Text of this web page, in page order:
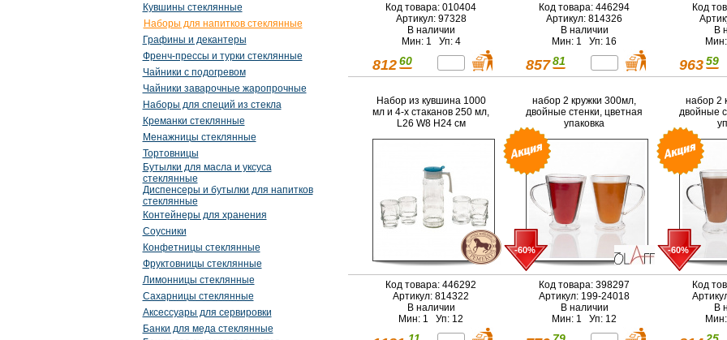
Кувшины стеклянные
Наборы для напитков стеклянные
Графины и декантеры
Френч-прессы и турки стеклянные
Чайники с подогревом
Чайники заварочные жаропрочные
Наборы для специй из стекла
Креманки стеклянные
Менажницы стеклянные
Тортовницы
Бутылки для масла и уксуса
стеклянные
Диспенсеры и бутылки для напитков
стеклянные
Контейнеры для хранения
Соусники
Конфетницы стеклянные
Фруктовницы стеклянные
Лимонницы стеклянные
Сахарницы стеклянные
Аксессуары для сервировки
Банки для меда стеклянные
Код товара: 010404
Артикул: 97328
В наличии
Мин: 1 Уп: 4
812 60
Код товара: 446294
Артикул: 814326
В наличии
Мин: 1 Уп: 16
857 81
Код
В
963 59
Набор из кувшина 1000
мл и 4-х стаканов 250 мл,
L26 W8 H24 см
Код товара: 446292
Артикул: 814322
В наличии
Мин: 1 Уп: 12
набор 2 кружки 300мл,
двойные стенки, цветная
упаковка
-60%
Код товара: 398297
Артикул: 199-24018
В наличии
Мин: 1 Уп: 12
набор 2
двойные
-60%
Код
В